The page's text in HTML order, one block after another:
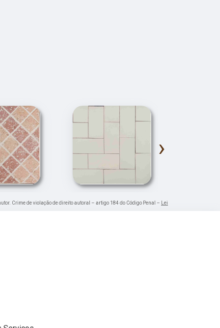
›
Crime de violação de direito autoral – artigo 184 do Código Penal – Lei